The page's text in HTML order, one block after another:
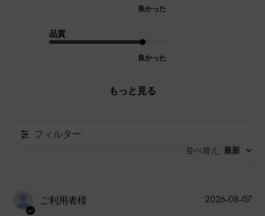
良かった
品質
良かった
もっと見る
フィルター
並べ替え : 最新
ご利用者様
公
2026-08-07